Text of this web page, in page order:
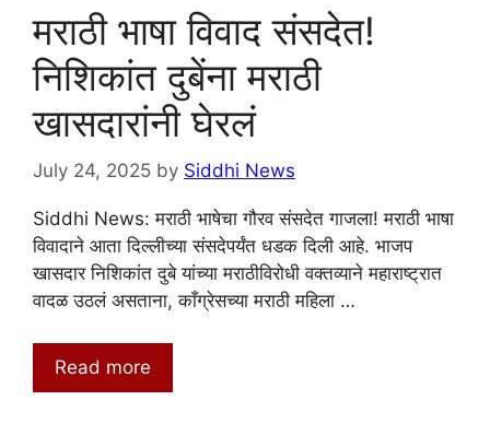
मराठी भाषा विवाद संसदेत!
निशिकांत दुबेंना मराठी
खासदारांनी घेरलं
July 24, 2025 by Siddhi News
Siddhi News: मराठी भाषेचा गौरव संसदेत गाजला! मराठी भाषा
विवादाने आता दिल्लीच्या संसदेपर्यंत धडक दिली आहे. भाजप
खासदार निशिकांत दुबे यांच्या मराठीविरोधी वक्तव्याने महाराष्ट्रात
वादळ उठलं असताना, काँग्रेसच्या मराठी महिला …
Read more